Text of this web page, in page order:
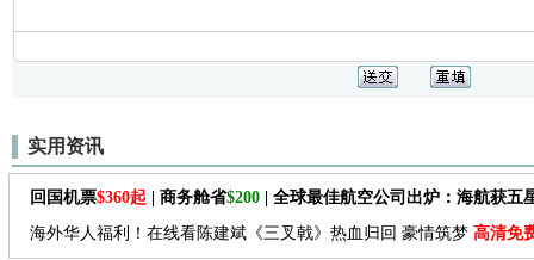
实用资讯
回国机票$360起 | 商务舱省$200 | 全球最佳航空公司出炉：海航获五
海外华人福利！在线看陈建斌《三叉戟》热血归回 豪情筑梦 高清免